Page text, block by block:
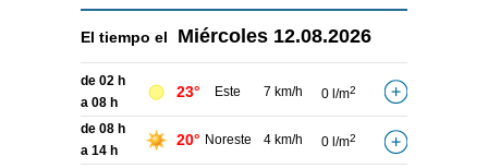
El tiempo el Miércoles 12.08.2026
de 02 h
a 08 h
23° Este 7 km/h 0 l/m2
de 08 h
a 14 h
20° Noreste 4 km/h 0 l/m2